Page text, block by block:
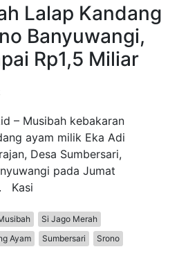
Lalap Kandang
Banyuwangi,
Rp1,5 Miliar
– Musibah kebakaran
ayam milik Eka Adi
Desa Sumbersari,
pada Jumat
Kasi
Si Jago Merah
Ayam Sumbersari
Srono